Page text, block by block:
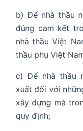
b) Để nhà thầu
đúng cam kết
nhà thầu Việt
thầu phụ Việt
c) Để nhà thầu
xuất đối với
xây dựng mà
quy định;